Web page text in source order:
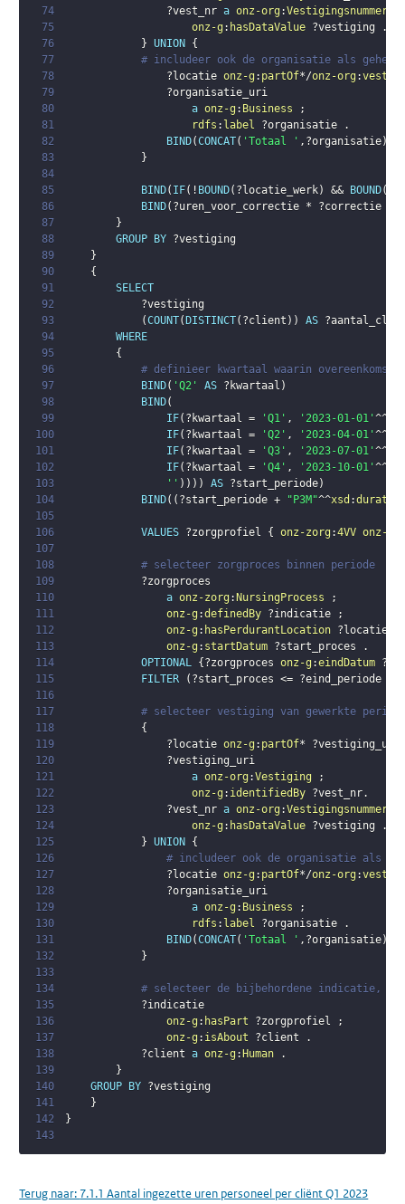
74
?vest_nr a onz-org :Vestigingsnummer
75
onz-g : hasDataValue ?vestiging
.
76
} UNION
{
77
# includeer ook de organisatie als
78
?locatie onz-g : partOf*/onz-org :
79
?organisatie_uri
80
a onz-g : Business
;
81
rdfs : label ?organisatie
.
82
BIND(CONCAT( 'Totaal ' , ?organisatie)
83
}
84
85
BIND( IF( ! BOUND( ?locatie_werk) && BOUND(
86
BIND( ?uren_voor_correctie * ?correctie
87
}
88
GROUP BY ?vestiging
89
}
90
{
91
SELECT
92
?vestiging
93
(COUNT( DISTINCT( ?client ) ) AS
94
WHERE
95
{
96
# definieer kwartaal waarin overeenkomst
97
BIND( 'Q2' AS ?kwartaal )
98
BIND(
99
IF( ?kwartaal = 'Q1' , '2023-01-01'^^
100
IF( ?kwartaal = 'Q2' , '2023-04-01'^^
101
IF( ?kwartaal = 'Q3' , '2023-07-01'^^
102
IF( ?kwartaal = 'Q4' , '2023-10-01'^^
103
'' ) ) ) ) AS ?start_periode)
104
BIND( ( ?start_periode + "P3M"^^xsd :
105
106
VALUES ?zorgprofiel { onz-zorg :4VV onz-
107
108
# selecteer zorgproces binnen periode
109
?zorgproces
110
a onz-zorg : NursingProcess
;
111
onz-g :definedBy ?indicatie
;
112
onz-g : hasPerdurantLocation ?locatie
113
onz-g : startDatum ?start_proces
.
114
OPTIONAL { ?zorgproces onz-g :eindDatum
115
FILTER ( ?start_proces <= ?eind_periode
116
117
# selecteer vestiging van gewerkte
118
{
119
?locatie onz-g : partOf* ?vestiging_uri
120
?vestiging_uri
121
a onz-org :Vestiging
;
122
onz-g : identifiedBy ?vest_nr.
123
?vest_nr a onz-org :Vestigingsnummer
124
onz-g : hasDataValue ?vestiging
.
125
} UNION
{
126
# includeer ook de organisatie als
127
?locatie onz-g : partOf*/onz-org :
128
?organisatie_uri
129
a onz-g : Business
;
130
rdfs : label ?organisatie
.
131
BIND(CONCAT( 'Totaal ' , ?organisatie)
132
}
133
134
# selecteer de bijbehordene indicatie,
135
?indicatie
136
onz-g : hasPart ?zorgprofiel
;
137
onz-g : isAbout ?client
.
138
?client a onz-g : Human
.
139
}
140
GROUP BY ?vestiging
141
}
142
}
143
Terug naar: 7.1.1 Aantal ingezette uren personeel per cliënt Q1 2023